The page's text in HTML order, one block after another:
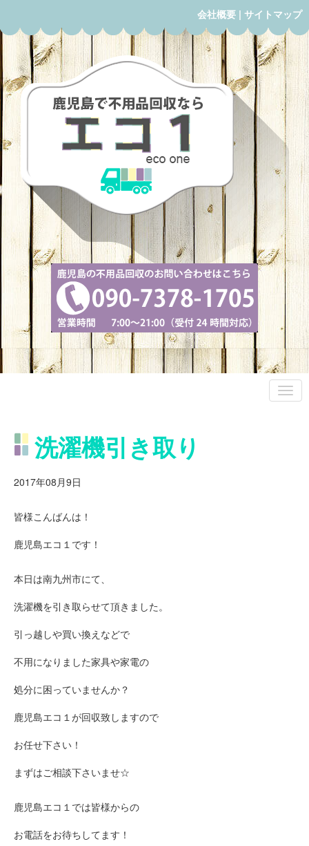
会社概要 | サイトマップ
洗濯機引き取り
2017年08月9日
皆様こんばんは！
鹿児島エコ１です！
本日は南九州市にて、
洗濯機を引き取らせて頂きました。
引っ越しや買い換えなどで
不用になりました家具や家電の
処分に困っていませんか？
鹿児島エコ１が回収致しますので
お任せ下さい！
まずはご相談下さいませ☆
鹿児島エコ１では皆様からの
お電話をお待ちしてます！